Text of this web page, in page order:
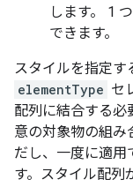
します。 1
できます。
スタイルを指定す
elementType セ
配列に結合する必
意の対象物の組み
だし、一度に適用
す。スタイル配列